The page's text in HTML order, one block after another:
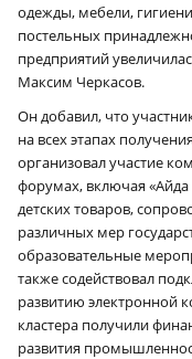
одежды, мебели,
постельных
предприятий
Максим Черкасов.
Он добавил, что
на всех этапах
организовал участие
форумах, включая «Айда
детских товаров,
различных мер
образовательные
также содействовал
развитию электронной
кластера получили
развития